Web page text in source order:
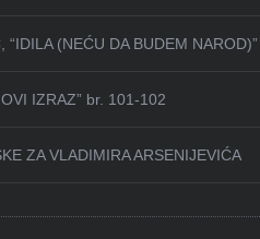
“IDILA (NEĆU DA BUDEM NAROD)”
IZRAZ” br. 101-102
ZA VLADIMIRA ARSENIJEVIĆA